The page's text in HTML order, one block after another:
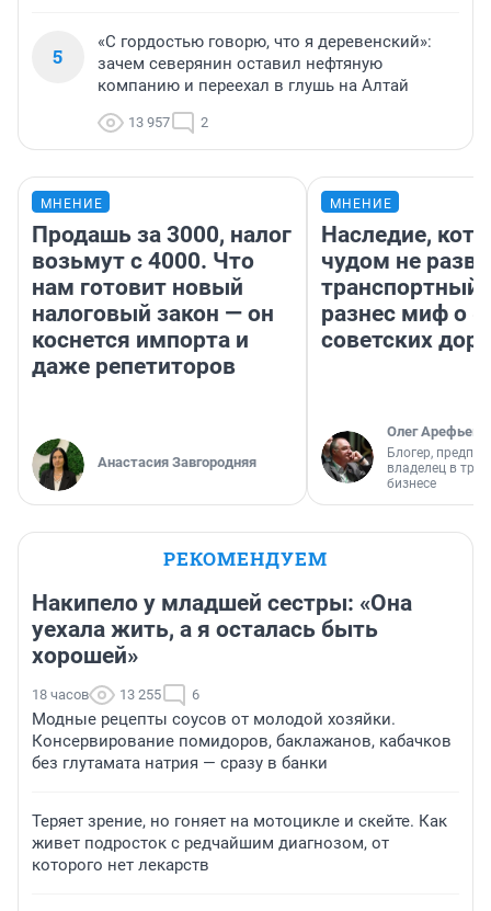
5
«С гордостью говорю, что я деревенский»:
зачем северянин оставил нефтяную
компанию и переехал в глушь на Алтай
13 957 2
МНЕНИЕ
Продашь за 3000, налог
возьмут с 4000. Что
нам готовит новый
налоговый закон — он
коснется импорта и
даже репетиторов
Анастасия Завгородняя
МНЕНИЕ
Наследие,
чудом не
транспортный
разнес миф о
советских
Олег Арефьев
Блогер,
владелец в
бизнесе
РЕКОМЕНДУЕМ
Накипело у младшей сестры: «Она
уехала жить, а я осталась быть
хорошей»
18 часов 13 255 6
Модные рецепты соусов от молодой хозяйки.
Консервирование помидоров, баклажанов, кабачков
без глутамата натрия — сразу в банки
Теряет зрение, но гоняет на мотоцикле и скейте. Как
живет подросток с редчайшим диагнозом, от
которого нет лекарств